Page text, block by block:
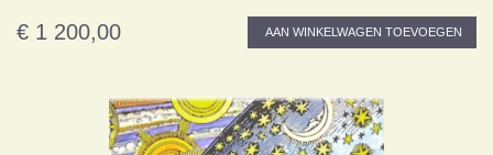
€ 1 200,00 AAN WINKELWAGEN TOEVOEGEN